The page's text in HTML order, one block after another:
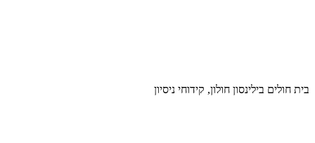
בית חולים בילינסון חולון, קידוחי ניסיון